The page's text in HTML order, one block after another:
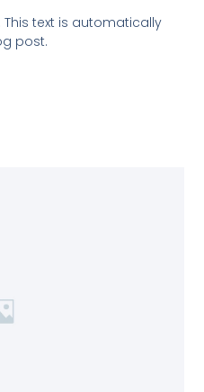
text is automatically
post.